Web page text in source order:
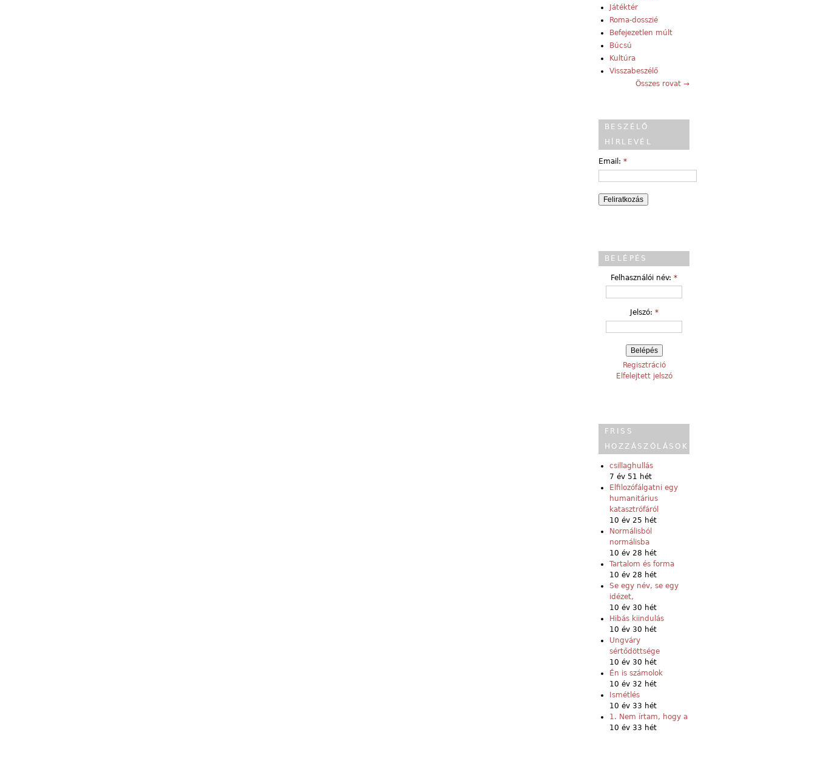
Játéktér
Roma-dosszié
Befejezetlen múlt
Búcsú
Kultúra
Visszabeszélő
Összes rovat →
BESZÉLŐ
HÍRLEVÉL
Email: *
BELÉPÉS
Felhasználói név: *
Jelszó: *
Regisztráció
Elfelejtett jelszó
FRISS
HOZZÁSZÓLÁSOK
csillaghullás
7 év 51 hét
Elfilozófálgatni egy
humanitárius
katasztrófáról
10 év 25 hét
Normálisból
normálisba
10 év 28 hét
Tartalom és forma
10 év 28 hét
Se egy név, se egy
idézet,
10 év 30 hét
Hibás kiindulás
10 év 30 hét
Ungváry
sértődöttsége
10 év 30 hét
Én is számolok
10 év 32 hét
Ismétlés
10 év 33 hét
1. Nem írtam, hogy a
10 év 33 hét